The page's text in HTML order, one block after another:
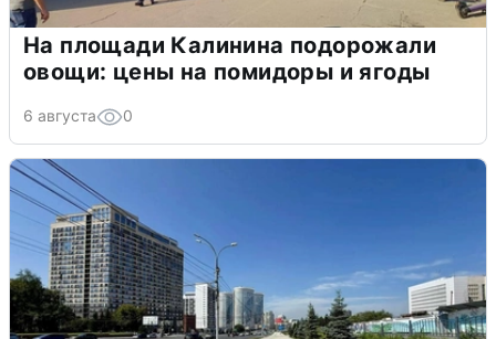
На площади Калинина подорожали
овощи: цены на помидоры и ягоды
6 августа 0